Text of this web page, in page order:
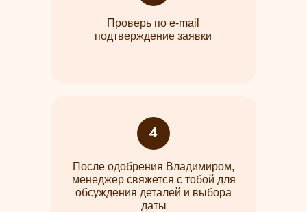
Проверь по e-mail
подтверждение заявки
После одобрения Владимиром,
менеджер свяжется с тобой для
обсуждения деталей и выбора
даты